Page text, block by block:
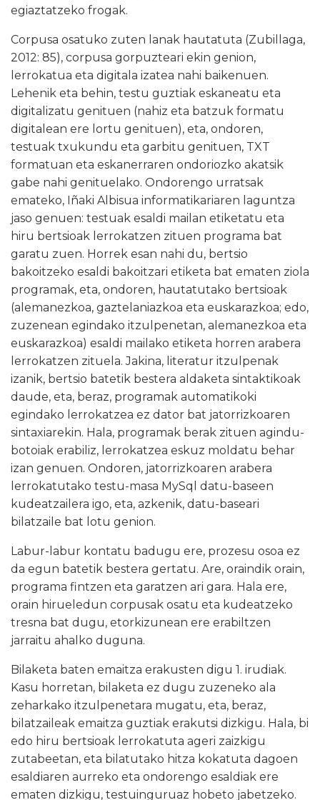
egiaztatzeko frogak.
Corpusa osatuko zuten lanak hautatuta (Zubillaga,
2012: 85), corpusa gorpuzteari ekin genion,
lerrokatua eta digitala izatea nahi baikenuen.
Lehenik eta behin, testu guztiak eskaneatu eta
digitalizatu genituen (nahiz eta batzuk formatu
digitalean ere lortu genituen), eta, ondoren,
testuak txukundu eta garbitu genituen, TXT
formatuan eta eskanerraren ondoriozko akatsik
gabe nahi genituelako. Ondorengo urratsak
emateko, Iñaki Albisua informatikariaren laguntza
jaso genuen: testuak esaldi mailan etiketatu eta
hiru bertsioak lerrokatzen zituen programa bat
garatu zuen. Horrek esan nahi du, bertsio
bakoitzeko esaldi bakoitzari etiketa bat ematen ziola
programak, eta, ondoren, hautatutako bertsioak
(alemanezkoa, gaztelaniazkoa eta euskarazkoa; edo,
zuzenean egindako itzulpenetan, alemanezkoa eta
euskarazkoa) esaldi mailako etiketa horren arabera
lerrokatzen zituela. Jakina, literatur itzulpenak
izanik, bertsio batetik bestera aldaketa sintaktikoak
daude, eta, beraz, programak automatikoki
egindako lerrokatzea ez dator bat jatorrizkoaren
sintaxiarekin. Hala, programak berak zituen agindu-
botoiak erabiliz, lerrokatzea eskuz moldatu behar
izan genuen. Ondoren, jatorrizkoaren arabera
lerrokatutako testu-masa MySql datu-baseen
kudeatzailera igo, eta, azkenik, datu-baseari
bilatzaile bat lotu genion.
Labur-labur kontatu badugu ere, prozesu osoa ez
da egun batetik bestera gertatu. Are, oraindik orain,
programa fintzen eta garatzen ari gara. Hala ere,
orain hirueledun corpusak osatu eta kudeatzeko
tresna bat dugu, etorkizunean ere erabiltzen
jarraitu ahalko duguna.
Bilaketa baten emaitza erakusten digu 1. irudiak.
Kasu horretan, bilaketa ez dugu zuzeneko ala
zeharkako itzulpenetara mugatu, eta, beraz,
bilatzaileak emaitza guztiak erakutsi dizkigu. Hala, bi
edo hiru bertsioak lerrokatuta ageri zaizkigu
zutabeetan, eta bilatutako hitza kokatuta dagoen
esaldiaren aurreko eta ondorengo esaldiak ere
ematen dizkigu, testuinguruaz hobeto jabetzeko.